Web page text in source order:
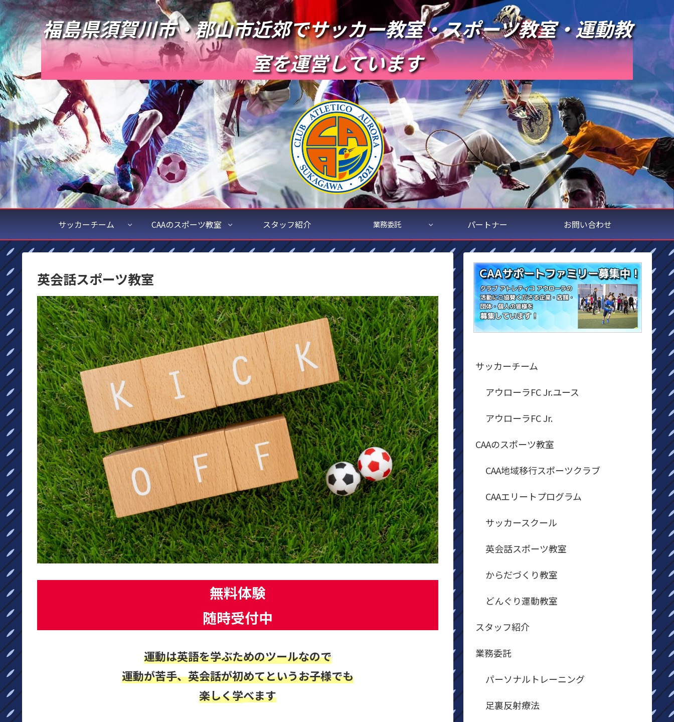
福島県須賀川市・郡山市近郊でサッカー教室・スポーツ教室・運動教
室を運営しています
サッカーチーム CAAのスポーツ教室 スタッフ紹介 業務委託 パートナー お問い合わせ
英会話スポーツ教室
無料体験
随時受付中
運動は英語を学ぶためのツールなので
運動が苦手、英会話が初めてというお子様でも
楽しく学べます
サッカーチーム
アウローラFC Jr.ユース
アウローラFC Jr.
CAAのスポーツ教室
CAA地域移行スポーツクラブ
CAAエリートプログラム
サッカースクール
英会話スポーツ教室
からだづくり教室
どんぐり運動教室
スタッフ紹介
業務委託
パーソナルトレーニング
足裏反射療法